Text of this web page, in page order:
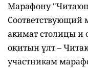
Марафону
Соответствующий
акимат столицы и
оқитын ұлт –
участникам